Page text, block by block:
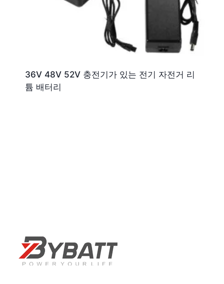
36V 48V 52V 충전기가 있는 전기 자전거 리
튬 배터리